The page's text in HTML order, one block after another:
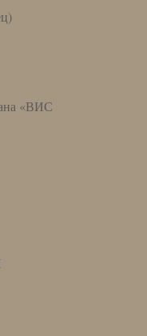
«ВИС